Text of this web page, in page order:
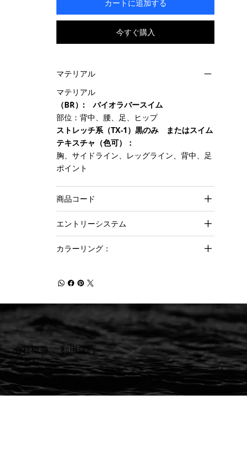
カートに追加する
今すぐ購入
マテリアル
マテリアル
（BR）: バイオラバースイム
部位：背中、腰、足、ヒップ
ストレッチ系（TX-1）黒のみ またはスイム
テキスチャ（色可）：
胸、サイドライン、レッグライン、背中、足
ポイント
商品コード
エントリーシステム
カラーリング：
​会社概要 ​利用規約